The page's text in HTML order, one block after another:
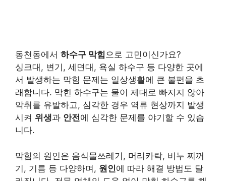
동천동에서 하수구 막힘으로 고민이신가요?
싱크대, 변기, 세면대, 욕실 하수구 등 다양한 곳에
서 발생하는 막힘 문제는 일상생활에 큰 불편을 초
래합니다. 막힌 하수구는 물이 제대로 빠지지 않아
악취를 유발하고, 심각한 경우 역류 현상까지 발생
시켜 위생과 안전에 심각한 문제를 야기할 수 있습
니다.
막힘의 원인은 음식물쓰레기, 머리카락, 비누 찌꺼
기, 기름 등 다양하며, 원인에 따라 해결 방법도 달